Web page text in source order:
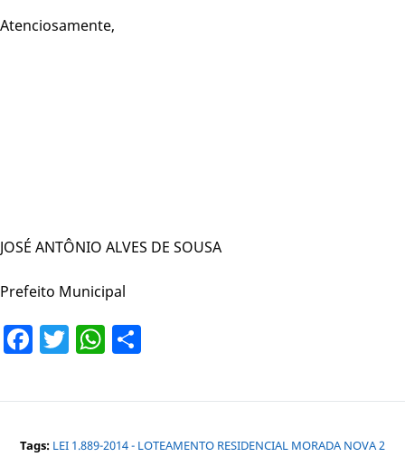
Atenciosamente,
JOSÉ ANTÔNIO ALVES DE SOUSA
Prefeito Municipal
Facebook
TwitterWhatsApp
Tags: LEI 1.889-2014 - LOTEAMENTO RESIDENCIAL MORADA NOVA 2